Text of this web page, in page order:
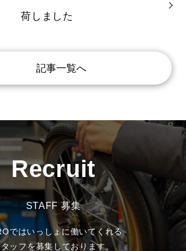
荷しました
記事一覧へ
Recruit
STAFF 募集
ではいっしょに働いてくれる
タッフを募集しております。